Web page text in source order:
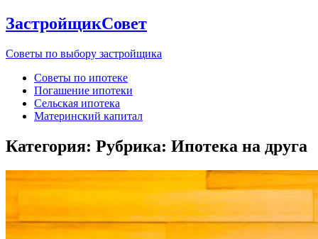
ЗастройщикСовет
Советы по выбору застройщика
Советы по ипотеке
Погашение ипотеки
Сельская ипотека
Материнский капитал
Категория: Рубрика: Ипотека на друга